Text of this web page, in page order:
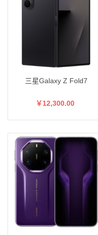
三星Galaxy Z Fold7
￥12,300.00